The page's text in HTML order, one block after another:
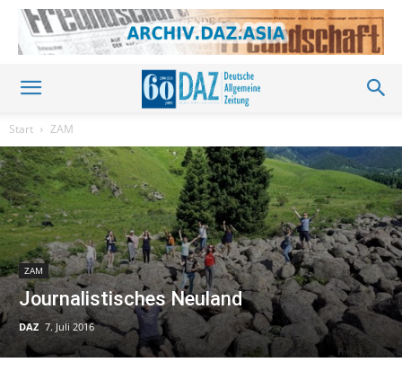
Start ZAM
ZAM
Journalistisches Neuland
DAZ 7. Juli 2016